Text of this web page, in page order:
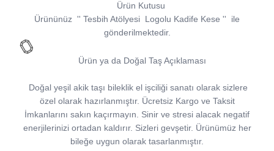
Ürün Kutusu
Ürününüz '' Tesbih Atölyesi Logolu Kadife Kese ''
ile
gönderilmektedir.
Ürün ya da Doğal Taş Açıklaması
Doğal yeşil akik taşı bileklik el işciliği sanatı olarak sizlere
özel olarak hazırlanmıştır. Ücretsiz Kargo ve Taksit
İmkanlarını sakın kaçırmayın. Sinir ve stresi alacak negatif
enerjilerinizi ortadan kaldırır. Sizleri gevşetir. Ürünümüz her
bileğe uygun olarak tasarlanmıştır.